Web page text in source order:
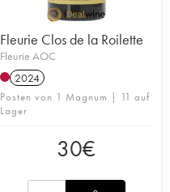
Fleurie Clos de la Roilette
Fleurie AOC
2024
Posten von 1 Magnum | 11 auf
Lager
30€